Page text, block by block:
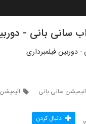
سانی بانی -
دوربین فیلمبرداری
انیمیشن سانی بانی
دنبال کردن